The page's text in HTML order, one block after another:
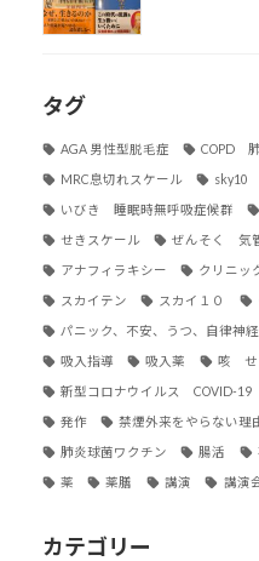
タグ
AGA 男性型脱毛症 COPD
MRC息切れスケール sky10
いびき 睡眠時無呼吸症候群
せきスケール ぜんそく 気
アナフィラキシー クリニッ
スカイテン スカイ１０
パニック、不安、うつ、自律神経
吸入指導 吸入薬 咳 せ
新型コロナウイルス COVID-19
発作 禁煙外来をやらない理
肺炎球菌ワクチン 腸活
薬 薬膳 講演 講演
カテゴリー